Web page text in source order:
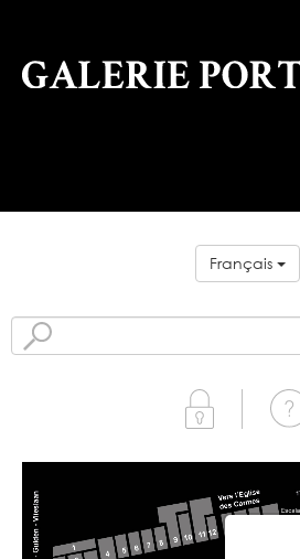
Français